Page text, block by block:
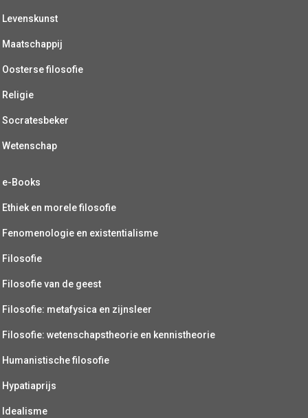
Levenskunst
Maatschappij
Oosterse filosofie
Religie
Socratesbeker
Wetenschap
e-Books
Ethiek en morele filosofie
Fenomenologie en existentialisme
Filosofie
Filosofie van de geest
Filosofie: metafysica en zijnsleer
Filosofie: wetenschapstheorie en kennistheorie
Humanistische filosofie
Hypatiaprijs
Idealisme